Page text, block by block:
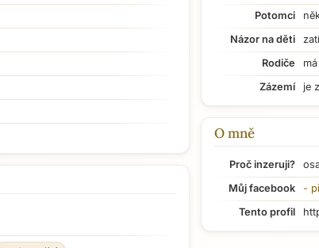
Potomci
Názor na děti
Rodiče
Zázemí
je
O mně
Proč inzeruji?
Můj facebook
-
Tento profil